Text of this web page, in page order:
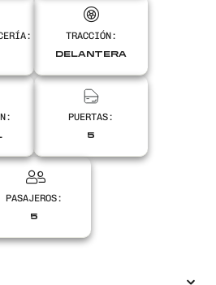
TRACCIÓN:
DELANTERA
PUERTAS:
5
PASAJEROS:
5